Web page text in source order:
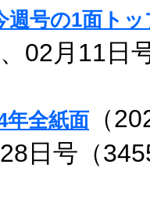
週号の1面トッ
02月11日
年全紙面
（
28日号（